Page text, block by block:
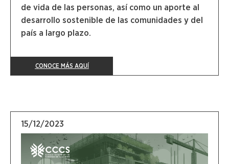
de vida de las personas, así como un aporte al
desarrollo sostenible de las comunidades y del
país a largo plazo.
CONOCE MÁS AQUÍ
15/12/2023